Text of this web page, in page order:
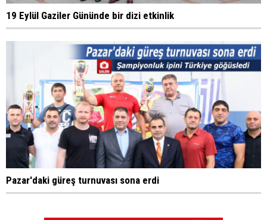
19 Eylül Gaziler Gününde bir dizi etkinlik
Pazar'daki güreş turnuvası sona erdi